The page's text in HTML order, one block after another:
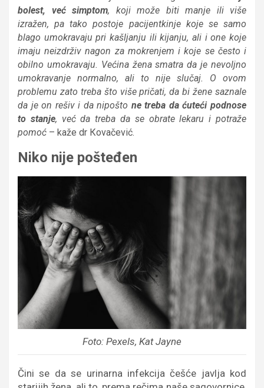
bolest, već simptom, koji može biti manje ili više
izražen, pa tako postoje pacijentkinje koje se samo
blago umokravaju pri kašljanju ili kijanju, ali i one koje
imaju neizdrživ nagon za mokrenjem i koje se često i
obilno umokravaju. Većina žena smatra da je nevoljno
umokravanje normalno, ali to nije slučaj. O ovom
problemu zato treba što više pričati, da bi žene saznale
da je on rešiv i da nipošto ne treba da ćuteći podnose
to stanje, već da treba da se obrate lekaru i potraže
pomoć – kaže dr Кovačević.
Niko nije pošteđen
Foto: Pexels, Kat Jayne
Čini se da se urinarna infekcija češće javlja kod